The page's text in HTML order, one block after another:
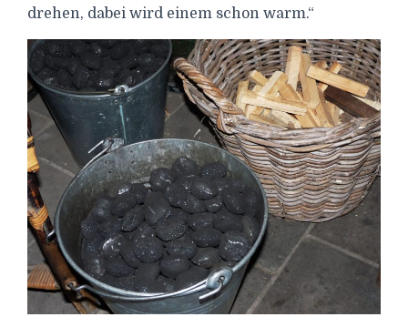
drehen, dabei wird einem schon warm.“